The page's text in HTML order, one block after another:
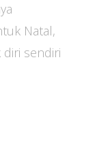
Natal,
sendiri